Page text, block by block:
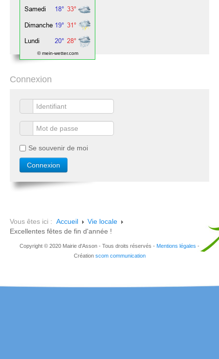
© mein-wetter.com
Connexion
Se souvenir de moi
Vous êtes ici : Accueil
Vie locale
Excellentes fêtes de fin d'année !
Copyright © 2020 Mairie d'Asson - Tous droits réservés - Mentions légales -
Création scom communication